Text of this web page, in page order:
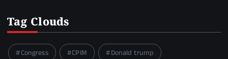
Tag Clouds
Congress CPIM
Donald trump